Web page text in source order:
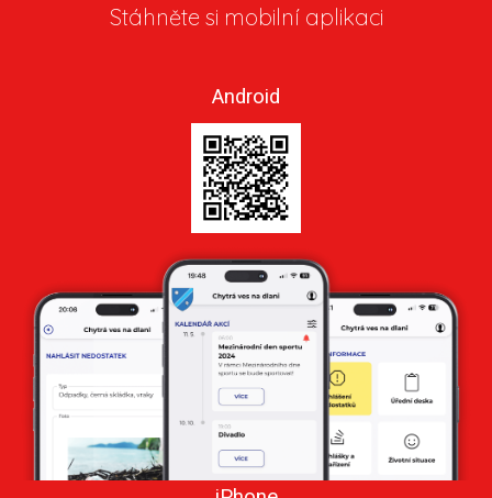
Stáhněte si mobilní aplikaci
Android